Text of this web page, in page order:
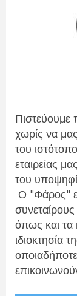
Πιστεύουμε
χωρίς να
του
εταιρείας
του
Ο "Φάρος"
όπως και τα
ιδιοκτησία